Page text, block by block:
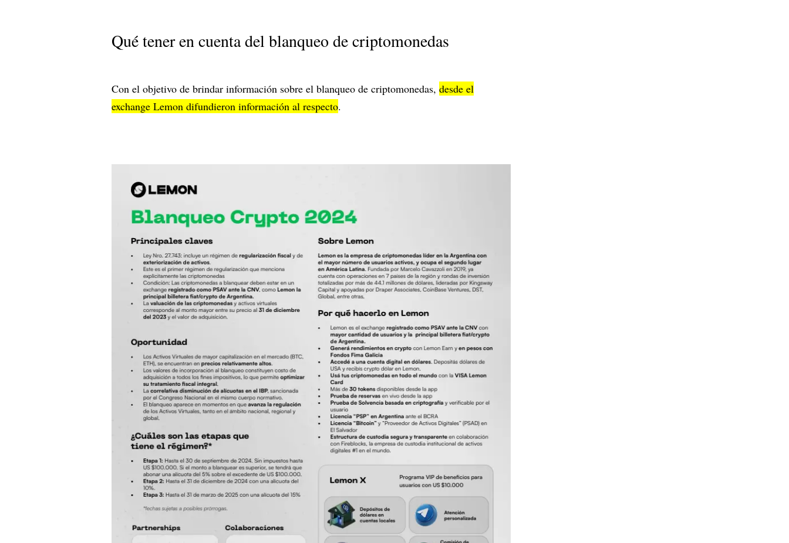
Qué tener en cuenta del blanqueo de criptomonedas
Con el objetivo de brindar información sobre el blanqueo de criptomonedas, desde el
exchange Lemon difundieron información al respecto.